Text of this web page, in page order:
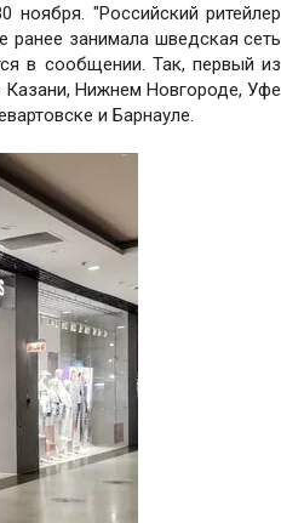
"Российский ритейлер
ранее занимала шведская сеть
в сообщении. Так, первый из
Казани, Нижнем Новгороде, Уфе
и Барнауле.